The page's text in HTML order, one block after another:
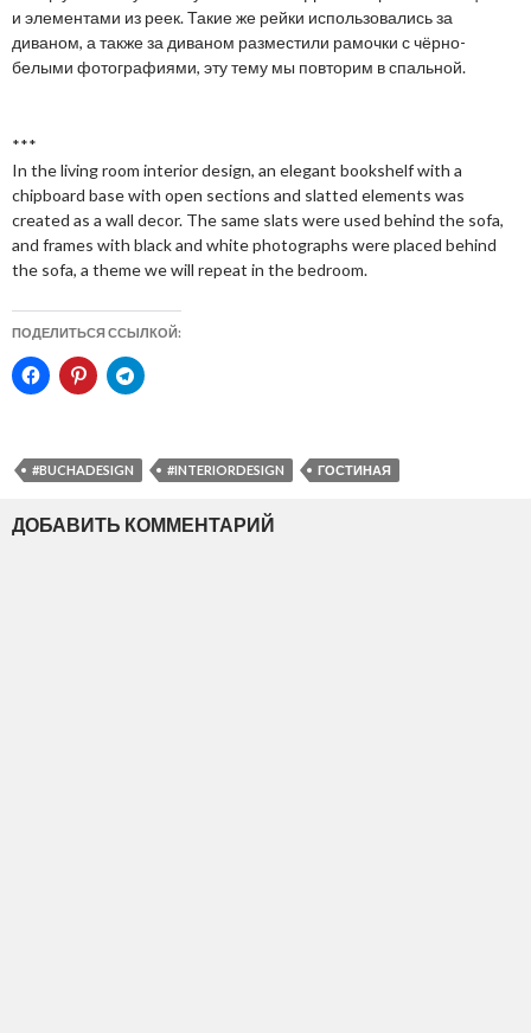
и элементами из реек. Такие же рейки использовались за
диваном, а также за диваном разместили рамочки с чёрно-
белыми фотографиями, эту тему мы повторим в спальной.
***
In the living room interior design, an elegant bookshelf with a
chipboard base with open sections and slatted elements was
created as a wall decor. The same slats were used behind the sofa,
and frames with black and white photographs were placed behind
the sofa, a theme we will repeat in the bedroom.
ПОДЕЛИТЬСЯ ССЫЛКОЙ:
#BUCHADESIGN #INTERIORDESIGN ГОСТИНАЯ
ДОБАВИТЬ КОММЕНТАРИЙ